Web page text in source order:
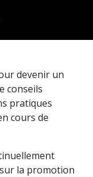
devenir un
conseils
pratiques
cours de
la promotion